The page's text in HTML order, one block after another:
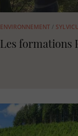
ENVIRONNEMENT/
Les formations